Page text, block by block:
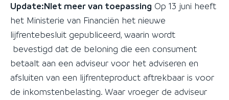
Update:NIet meer van toepassing Op 13 juni heeft
het Ministerie van Financiën het nieuwe
lijfrentebesluit gepubliceerd, waarin wordt
bevestigd dat de beloning die een consument
betaalt aan een adviseur voor het adviseren en
afsluiten van een lijfrenteproduct aftrekbaar is voor
de inkomstenbelasting. Waar vroeger de adviseur